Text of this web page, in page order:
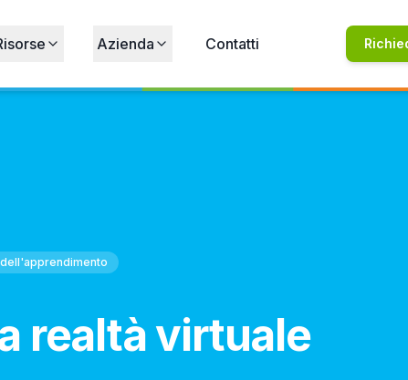
Azienda Contatti
realtà virtuale